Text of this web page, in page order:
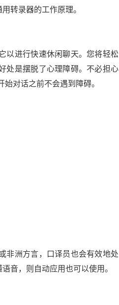
转录器的工作原理。
以进行快速休闲聊天。您将轻松
处是摆脱了心理障碍。不必担心
对话之前不会遇到障碍。
非洲方言，口译员也会有效地处
音，则自动应用也可以使用。